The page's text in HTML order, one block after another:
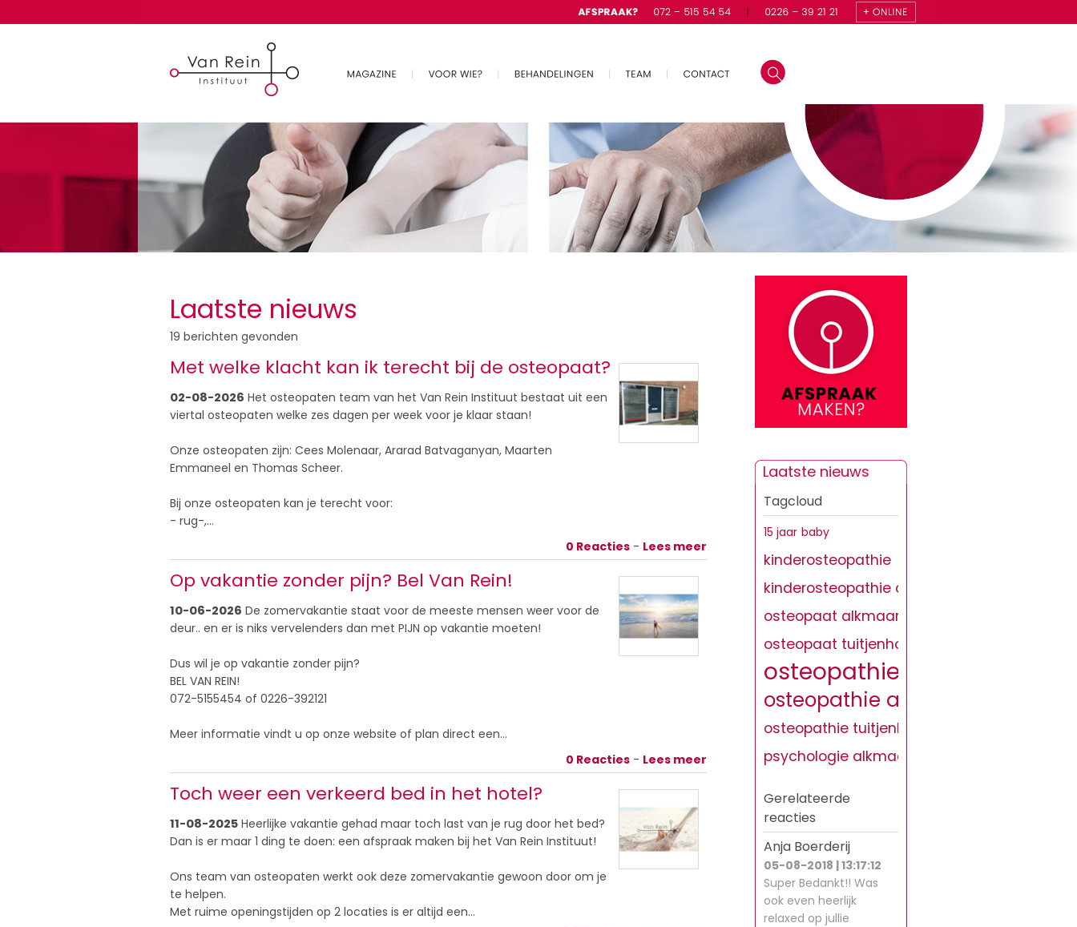
Laatste nieuws
19 berichten gevonden
Met welke klacht kan ik terecht bij de osteopaat?
02-08-2026 Het osteopaten team van het Van Rein Instituut bestaat uit een
viertal osteopaten welke zes dagen per week voor je klaar staan!
Onze osteopaten zijn: Cees Molenaar, Ararad Batvaganyan, Maarten
Emmaneel en Thomas Scheer.
Bij onze osteopaten kan je terecht voor:
- rug-,…
0 Reacties - Lees meer
Op vakantie zonder pijn? Bel Van Rein!
10-06-2026 De zomervakantie staat voor de meeste mensen weer voor de
deur.. en er is niks vervelenders dan met PIJN op vakantie moeten!
Dus wil je op vakantie zonder pijn?
BEL VAN REIN!
072-5155454 of 0226-392121
Meer informatie vindt u op onze website of plan direct een…
0 Reacties - Lees meer
Toch weer een verkeerd bed in het hotel?
11-08-2025 Heerlijke vakantie gehad maar toch last van je rug door het bed?
Dan is er maar 1 ding te doen: een afspraak maken bij het Van Rein Instituut!
Ons team van osteopaten werkt ook deze zomervakantie gewoon door om je
te helpen.
Met ruime openingstijden op 2 locaties is er altijd een…
Laatste nieuws
Tagcloud
15 jaar baby
kinderosteopathie
kinderosteopathie alkmaar
osteopaat alkmaar
osteopaat tuitjenhorn
osteopathie
osteopathie alkmaar
osteopathie tuitjenhorn
psychologie alkmaar
Gerelateerde
reacties
Anja Boerderij
05-08-2018 | 13:17:12
Super Bedankt!! Was
ook even heerlijk
relaxed op jullie